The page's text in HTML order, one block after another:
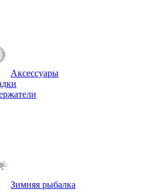
Аксессуары
Зимняя рыбалка